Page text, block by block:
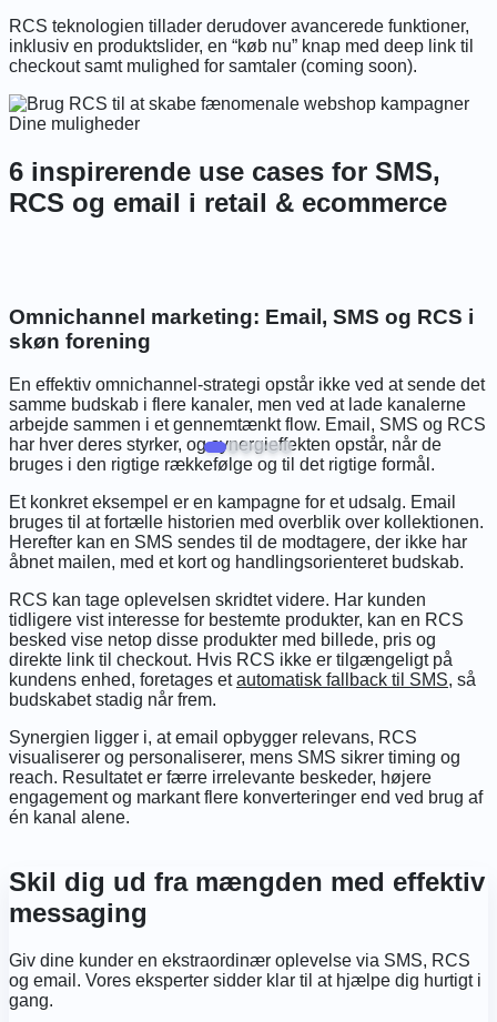
RCS teknologien tillader derudover avancerede funktioner,
inklusiv en produktslider, en “køb nu” knap med deep link til
checkout samt mulighed for samtaler (coming soon).
Dine muligheder
6 inspirerende use cases for SMS,
RCS og email i retail & ecommerce
Omnichannel marketing: Email, SMS og RCS i
skøn forening
En effektiv omnichannel-strategi opstår ikke ved at sende det
samme budskab i flere kanaler, men ved at lade kanalerne
arbejde sammen i et gennemtænkt flow. Email, SMS og RCS
har hver deres styrker, og synergieffekten opstår, når de
bruges i den rigtige rækkefølge og til det rigtige formål.
Et konkret eksempel er en kampagne for et udsalg. Email
bruges til at fortælle historien med overblik over kollektionen.
Herefter kan en SMS sendes til de modtagere, der ikke har
åbnet mailen, med et kort og handlingsorienteret budskab.
RCS kan tage oplevelsen skridtet videre. Har kunden
tidligere vist interesse for bestemte produkter, kan en RCS
besked vise netop disse produkter med billede, pris og
direkte link til checkout. Hvis RCS ikke er tilgængeligt på
kundens enhed, foretages etautomatisk fallback til SMS, så
budskabet stadig når frem.
Synergien ligger i, at email opbygger relevans, RCS
visualiserer og personaliserer, mens SMS sikrer timing og
reach. Resultatet er færre irrelevante beskeder, højere
engagement og markant flere konverteringer end ved brug af
én kanal alene.
1
of
6
Skil dig ud fra mængden med effektiv
messaging
Giv dine kunder en ekstraordinær oplevelse via SMS, RCS
og email. Vores eksperter sidder klar til at hjælpe dig hurtigt i
gang.